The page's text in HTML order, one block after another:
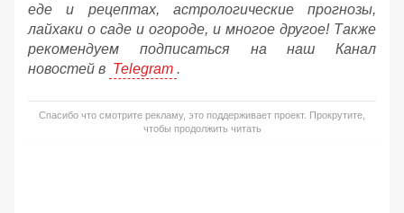
еде и рецептах, астрологические прогнозы,
лайхаки о саде и огороде, и многое другое! Также
рекомендуем подписаться на наш Канал
новостей в Telegram .
Спасибо что смотрите рекламу, это поддерживает проект. Прокрутите,
чтобы продолжить читать